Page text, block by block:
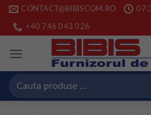
Skip
content
CONTACT@BIBISCOM.RO
+40 746 043 026
Caută